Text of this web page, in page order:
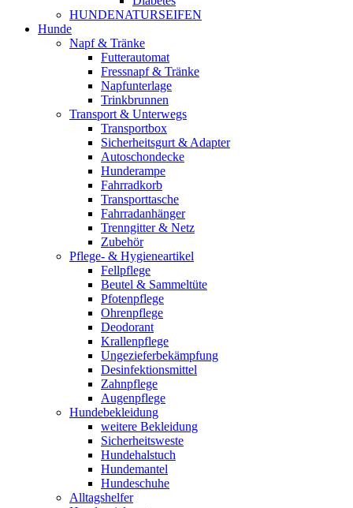
HUNDENATURSEIFEN
Hunde
Napf & Tränke
Futterautomat
Fressnapf & Tränke
Napfunterlage
Trinkbrunnen
Transport & Unterwegs
Transportbox
Sicherheitsgurt & Adapter
Autoschondecke
Hunderampe
Fahrradkorb
Transporttasche
Fahrradanhänger
Trenngitter & Netz
Zubehör
Pflege- & Hygieneartikel
Fellpflege
Beutel & Sammeltüte
Pfotenpflege
Ohrenpflege
Deodorant
Krallenpflege
Ungezieferbekämpfung
Desinfektionsmittel
Zahnpflege
Augenpflege
Hundebekleidung
weitere Bekleidung
Sicherheitsweste
Hundehalstuch
Hundemantel
Hundeschuhe
Alltagshelfer